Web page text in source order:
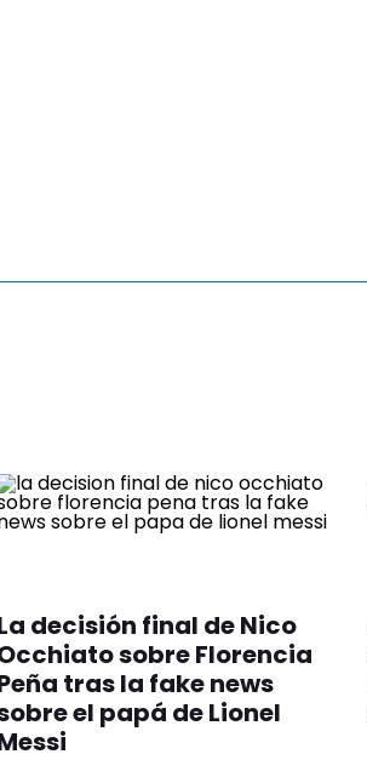
decisión final de Nico
sobre Florencia
tras la fake news
el papá de Lionel